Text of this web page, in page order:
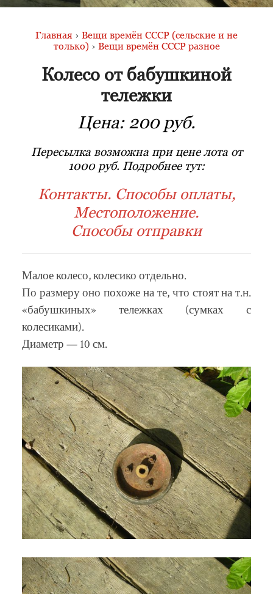
Главная › Вещи времён СССР (сельские и не
только) › Вещи времён СССР разное
Колесо от бабушкиной
тележки
Цена: 200 руб.
Пересылка возможна при цене лота от
1000 руб. Подробнее тут:
Контакты. Способы оплаты,
Местоположение.
Способы отправки
Малое колесо, колесико отдельно.
По размеру оно похоже на те, что стоят на т.н.
«бабушкиных» тележках (сумках с
колесиками).
Диаметр — 10 см.